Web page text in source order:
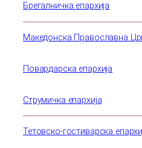
Брегалничка епархија
Македонска Православна
Повардарска епархија
Струмичка епархија
Тетовско-гостиварска